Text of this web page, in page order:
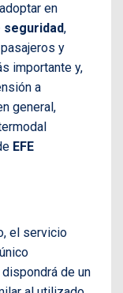
en
,
y
importante y,
a
general,
EFE
el servicio
dispondrá de un